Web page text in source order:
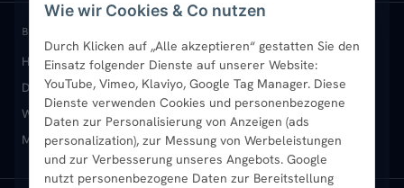
Wie wir Cookies & Co nutzen
Durch Klicken auf „Alle akzeptieren“ gestatten Sie den
Einsatz folgender Dienste auf unserer Website:
YouTube, Vimeo, Klaviyo, Google Tag Manager. Diese
Dienste verwenden Cookies und personenbezogene
Daten zur Personalisierung von Anzeigen (ads
personalization), zur Messung von Werbeleistungen
und zur Verbesserung unseres Angebots. Google
nutzt personenbezogene Daten zur Bereitstellung
Paneelheizkörper
Vertikal-Heizkörper
Heizkörper-Zubehör
Rückgabe & Widerruf
Garantie & Gewährleistung
Montageservice vor Ort
Sendung verfolgen
Standort & Abholung Jüchen
B2B-Kunden
Karriere
Ratgeber
Anmelden / Mein Konto
Merkliste
Newsletter
Aktuelle Angebote
BELIEBTE KATEGORIEN
Heizkörper kaufenBadheizkörperHandtuchheizkörper
Design-HeizkörperPaneelheizkörperVertikal-Heizkörper
Wandheizkörper Wohnraum-Heizkörper Badheizkörper Schwarz
Mischbetrieb-HeizkörperHeizkörper-ZubehörAktuelle Angebote